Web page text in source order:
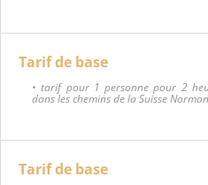
Tarif de base
• tarif pour 1 personne pour 2
dans les chemins de la Suisse
Tarif de base